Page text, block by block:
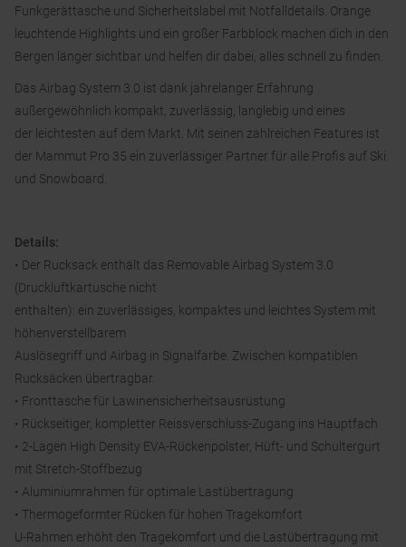
Funkgerättasche und Sicherheitslabel mit Notfalldetails. Orange
leuchtende Highlights und ein großer Farbblock machen dich in den
Bergen länger sichtbar und helfen dir dabei, alles schnell zu finden.
Das Airbag System 3.0 ist dank jahrelanger Erfahrung
außergewöhnlich kompakt, zuverlässig, langlebig und eines
der leichtesten auf dem Markt. Mit seinen zahlreichen Features ist
der Mammut Pro 35 ein zuverlässiger Partner für alle Profis auf Ski
und Snowboard.
Details:
• Der Rucksack enthält das Removable Airbag System 3.0
(Druckluftkartusche nicht
enthalten): ein zuverlässiges, kompaktes und leichtes System mit
höhenverstellbarem
Auslösegriff und Airbag in Signalfarbe. Zwischen kompatiblen
Rucksäcken übertragbar.
• Fronttasche für Lawinensicherheitsausrüstung
• Rückseitiger, kompletter Reissverschluss-Zugang ins Hauptfach
• 2-Lagen High Density EVA-Rückenpolster, Hüft- und Schultergurt
mit Stretch-Stoffbezug
• Aluminiumrahmen für optimale Lastübertragung
• Thermogeformter Rücken für hohen Tragekomfort
U-Rahmen erhöht den Tragekomfort und die Lastübertragung mit